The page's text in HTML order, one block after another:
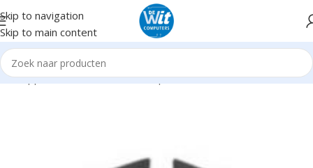
Skip to navigation
Skip to main content
Headsets/Headph./microf. Headsets incl. mic